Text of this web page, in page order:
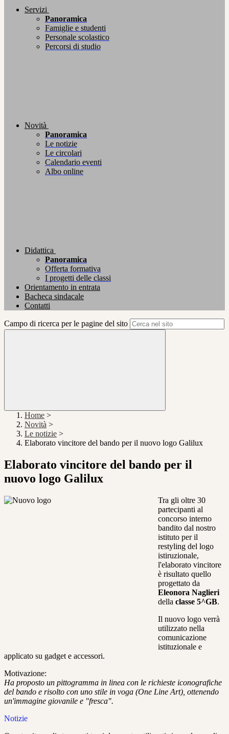
Servizi
Panoramica
Famiglie e studenti
Personale scolastico
Percorsi di studio
Novità
Panoramica
Le notizie
Le circolari
Calendario eventi
Albo online
Didattica
Panoramica
Offerta formativa
I progetti delle classi
Orientamento in entrata
Bacheca sindacale
Contatti
Campo di ricerca per le pagine del sito
Home >
Novità >
Le notizie >
Elaborato vincitore del bando per il nuovo logo Galilux
Elaborato vincitore del bando per il
nuovo logo Galilux
Tra gli oltre 30
partecipanti al
concorso interno
bandito dal nostro
istituto per il
restyling del logo
istiruzionale,
l'elaborato vincitore
è risultato quello
progettato da
Eleonora Naglieri
della classe 5^GB.
Il nuovo logo verrà
utilizzato nella
comunicazione
istituzionale e
applicato su gadget e accessori.
Motivazione:
Ha proposto un pittogramma in linea con le richieste iconografiche
del bando e risolto con uno stile in voga (One Line Art), ottenendo
un'immagine giovanile e "fresca".
Notizie